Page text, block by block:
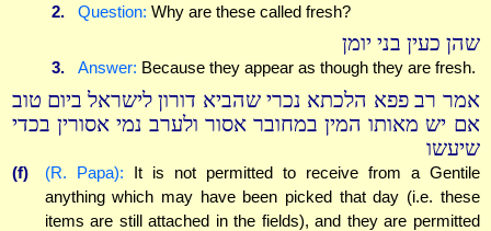
2. Question: Why are these called fresh?
שהן כעין בני יומן
3. Answer: Because they appear as though they are fresh.
אמר רב פפא הלכתא נכרי שהביא דורון לישראל ביום טוב
אם יש מאותו המין במחובר אסור ולערב נמי אסורין בכדי
שיעשו
(f) (R. Papa): It is not permitted to receive from a Gentile
anything which may have been picked that day (i.e. these
items are still attached in the fields), and they are permitted